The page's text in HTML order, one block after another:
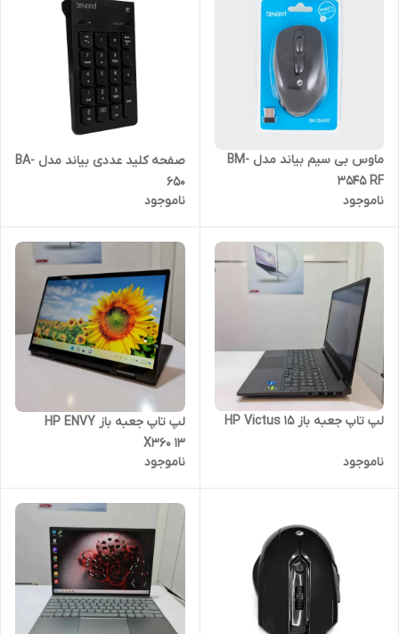
ماوس بی سیم بیاند مدل BM-
3545 RF
ناموجود
صفحه کلید عددی بیاند مدل BA-
650
ناموجود
لپ تاپ جعبه باز HP Victus 15
ناموجود
لپ تاپ جعبه باز HP ENVY
X360 13
ناموجود